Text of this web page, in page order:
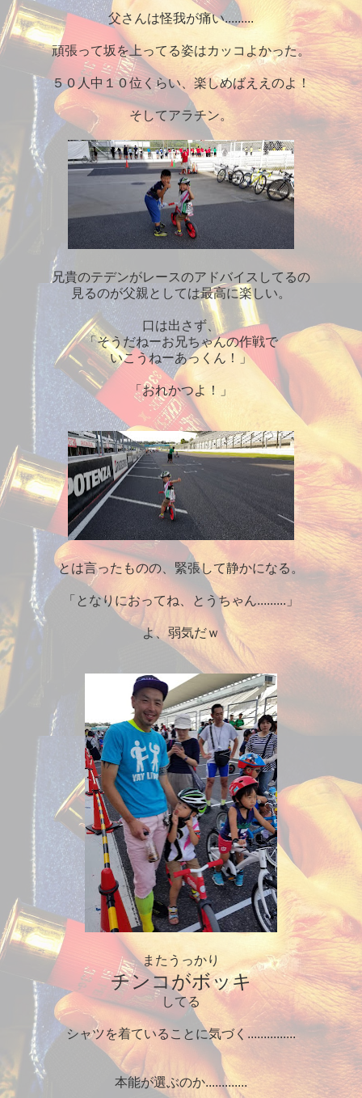
父さんは怪我が痛い.........
頑張って坂を上ってる姿はカッコよかった。
５０人中１０位くらい、楽しめばええのよ！
そしてアラチン。
兄貴のテデンがレースのアドバイスしてるの
見るのが父親としては最高に楽しい。
口は出さず、
「そうだねーお兄ちゃんの作戦で
いこうねーあっくん！」
「おれかつよ！」
とは言ったものの、緊張して静かになる。
「となりにおってね、とうちゃん.........」
よ、弱気だｗ
またうっかり
チンコがボッキ
してる
シャツを着ていることに気づく...............
本能が選ぶのか.............